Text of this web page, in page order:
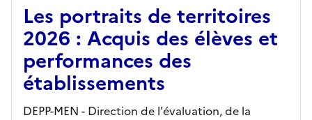
Les portraits de territoires
2026 : Acquis des élèves et
performances des
établissements
DEPP-MEN - Direction de l'évaluation, de la